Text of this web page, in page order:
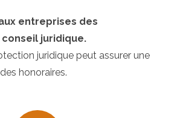
entreprises des
juridique.
juridique peut assurer une
honoraires.